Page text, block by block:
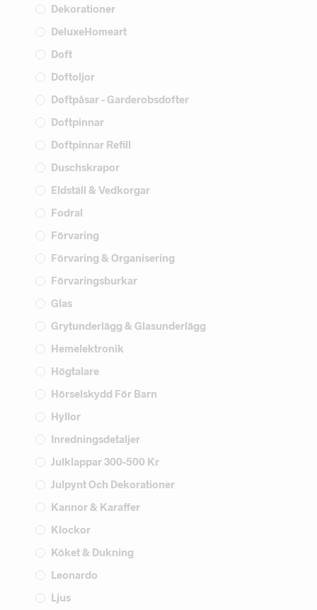
Dekorationer
DeluxeHomeart
Doft
Doftoljor
Doftpåsar - Garderobsdofter
Doftpinnar
Doftpinnar Refill
Duschskrapor
Eldställ & Vedkorgar
Fodral
Förvaring
Förvaring & Organisering
Förvaringsburkar
Glas
Grytunderlägg & Glasunderlägg
Hemelektronik
Högtalare
Hörselskydd För Barn
Hyllor
Inredningsdetaljer
Julklappar 300-500 Kr
Julpynt Och Dekorationer
Kannor & Karaffer
Klockor
Köket & Dukning
Leonardo
Ljus